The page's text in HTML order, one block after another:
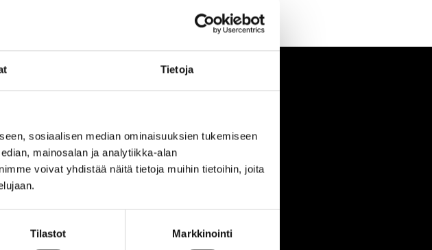
Tietoja
sosiaalisen median ominaisuuksien tukemiseen
mainosalan ja analytiikka-alan
voivat yhdistää näitä tietoja muihin tietoihin, joita
Tilastot Markkinointi